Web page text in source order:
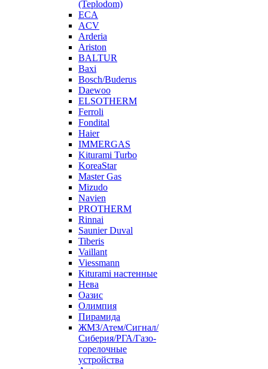
(Teplodom)
ECA
ACV
Arderia
Ariston
BALTUR
Baxi
Bosch/Buderus
Daewoo
ELSOTHERM
Ferroli
Fondital
Haier
IMMERGAS
Kiturami Turbo
KoreaStar
Master Gas
Mizudo
Navien
PROTHERM
Rinnai
Saunier Duval
Tiberis
Vaillant
Viessmann
Кiturami настенные
Нева
Оазис
Олимпия
Пирамида
ЖМЗ/Атем/Сигнал/
Сиберия/РГА/Газо-
горелочные
устройства